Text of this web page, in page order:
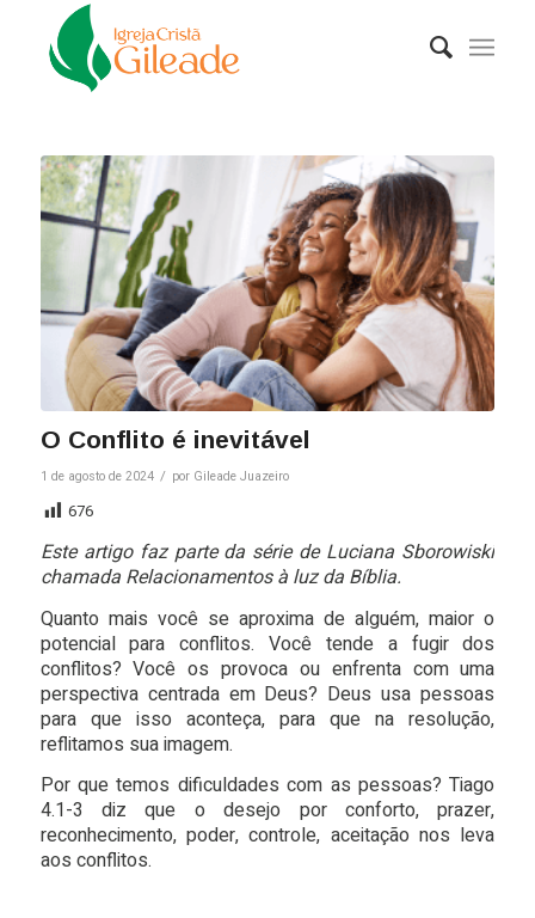
O Conflito é inevitável
1 de agosto de 2024 / por Gileade Juazeiro
676
Este artigo faz parte da série de Luciana Sborowiski
chamada Relacionamentos à luz da Bíblia.
Quanto mais você se aproxima de alguém, maior o
potencial para conflitos. Você tende a fugir dos
conflitos? Você os provoca ou enfrenta com uma
perspectiva centrada em Deus? Deus usa pessoas
para que isso aconteça, para que na resolução,
reflitamos sua imagem.
Por que temos dificuldades com as pessoas? Tiago
4.1-3 diz que o desejo por conforto, prazer,
reconhecimento, poder, controle, aceitação nos leva
aos conflitos.